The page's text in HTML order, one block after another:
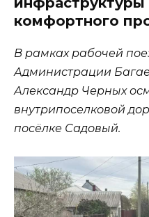
комфортного
В рамках рабочей
Администрации
Александр Черных
внутрипоселковой
посёлке Садовый.